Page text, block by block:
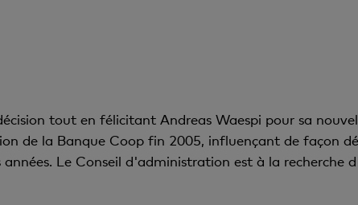
tout en félicitant Andreas Waespi pour sa
de la Banque Coop fin 2005, influençant de façon
Le Conseil d'administration est à la recherche